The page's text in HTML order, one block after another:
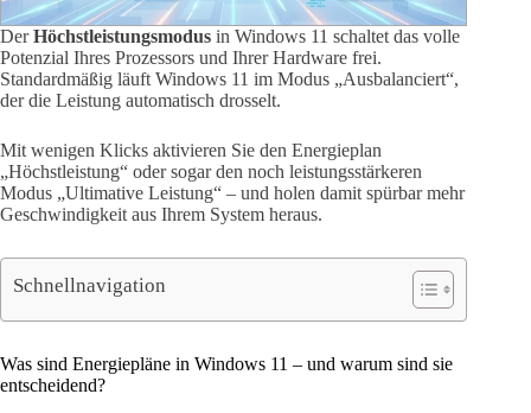
DerHöchstleistungsmodus in Windows 11 schaltet das volle
Potenzial Ihres Prozessors und Ihrer Hardware frei.
Standardmäßig läuft Windows 11 im Modus „Ausbalanciert“,
der die Leistung automatisch drosselt.
Mit wenigen Klicks aktivieren Sie den Energieplan
„Höchstleistung“ oder sogar den noch leistungsstärkeren
Modus „Ultimative Leistung“ – und holen damit spürbar mehr
Geschwindigkeit aus Ihrem System heraus.
Schnellnavigation
Was sind Energiepläne in Windows 11 – und warum sind sie
entscheidend?